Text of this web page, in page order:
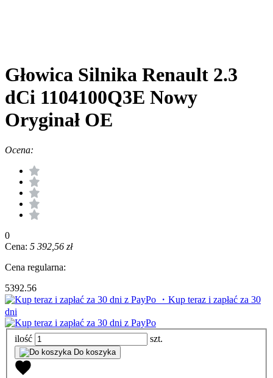
Głowica Silnika Renault 2.3
dCi 1104100Q3E Nowy
Oryginał OE
Ocena:
0
Cena: 5 392,56 zł
Cena regularna:
5392.56
・Kup teraz i zapłać za 30
dni
ilość szt.
Do koszyka